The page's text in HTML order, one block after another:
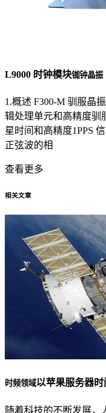
L9000 时钟模块铷钟晶振
1.概述 F300-M 驯服晶
辑处理单元和高精度驯
星时间和高精度1PPS
正弦波的相
查看更多
相关文章
时频领域以苹果服务器时
随着科技的不断发展，